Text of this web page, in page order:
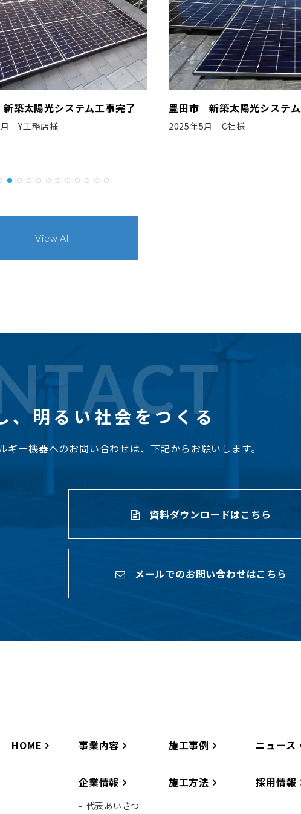
ム工事完了 豊田市 新築太陽光システム工事完了
View All
、明るい社会をつくる
ー機器へのお問い合わせは、下記からお願いします。
資料ダウンロードはこちら
メールでのお問い合わせはこちら
HOME 事業内容
企業情報
代表あいさつ
施工事例
施工方法
ニュース
採用情報